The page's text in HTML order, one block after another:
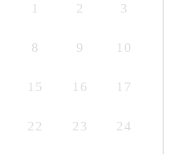
1 2 3
8 9 10
15 16 17
22 23 24